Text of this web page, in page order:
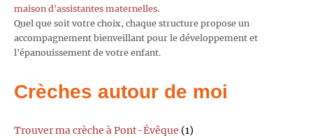
maison d'assistantes maternelles.
Quel que soit votre choix, chaque structure propose un
accompagnement bienveillant pour le développement et
l'épanouissement de votre enfant.
Crèches autour de moi
Trouver ma crèche à Pont-Évêque (1)